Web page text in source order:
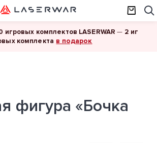
игровых комплектов LASERWAR — 2 иг
комплекта в подарок
фигура «Бочка